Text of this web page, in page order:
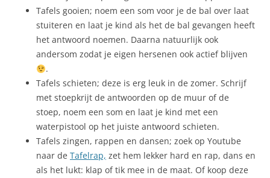
Tafels gooien; noem een som voor je de bal over laat
stuiteren en laat je kind als het de bal gevangen heeft
het antwoord noemen. Daarna natuurlijk ook
andersom zodat je eigen hersenen ook actief blijven
.
Tafels schieten; deze is erg leuk in de zomer. Schrijf
met stoepkrijt de antwoorden op de muur of de
stoep, noem een som en laat je kind met een
waterpistool op het juiste antwoord schieten.
Tafels zingen, rappen en dansen; zoek op Youtube
naar de Tafelrap, zet hem lekker hard en rap, dans en
als het lukt: klap of tik mee in de maat. Of koop deze